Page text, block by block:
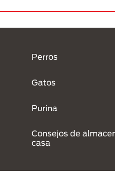
Perros
Gatos
Purina
Consejos de
casa